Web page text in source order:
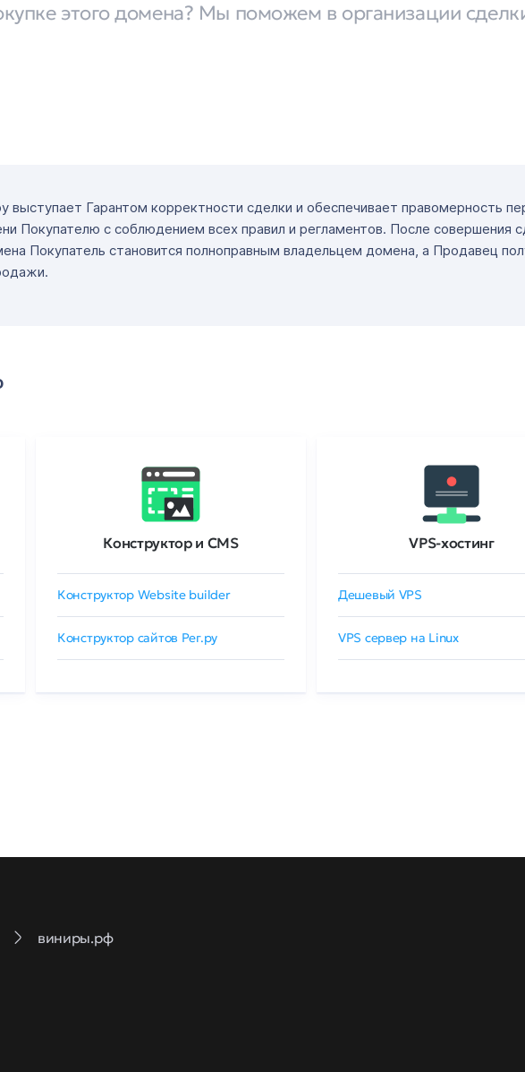
этого домена? Мы поможем в организации
выступает Гарантом корректности сделки и обеспечивает правомерность
Покупателю с соблюдением всех правил и регламентов. После совершения
Покупатель становится полноправным владельцем домена, а Продавец
Конструктор и CMS
Конструктор Website builder
Конструктор сайтов Рег.ру
VPS-хостинг
Дешевый VPS
VPS сервер на Linux
виниры.рф